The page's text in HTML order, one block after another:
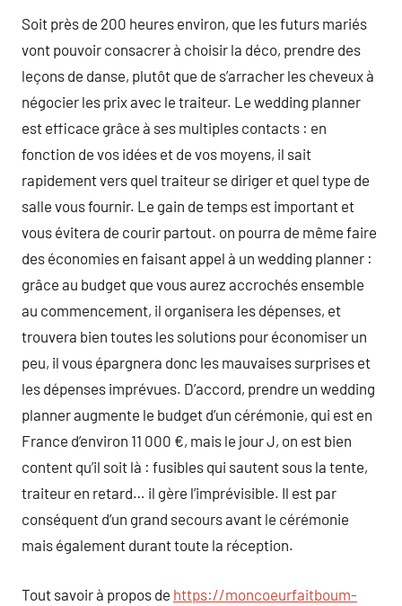
Soit près de 200 heures environ, que les futurs mariés
vont pouvoir consacrer à choisir la déco, prendre des
leçons de danse, plutôt que de s’arracher les cheveux à
négocier les prix avec le traiteur. Le wedding planner
est efficace grâce à ses multiples contacts : en
fonction de vos idées et de vos moyens, il sait
rapidement vers quel traiteur se diriger et quel type de
salle vous fournir. Le gain de temps est important et
vous évitera de courir partout. on pourra de même faire
des économies en faisant appel à un wedding planner :
grâce au budget que vous aurez accrochés ensemble
au commencement, il organisera les dépenses, et
trouvera bien toutes les solutions pour économiser un
peu, il vous épargnera donc les mauvaises surprises et
les dépenses imprévues. D’accord, prendre un wedding
planner augmente le budget d’un cérémonie, qui est en
France d’environ 11 000 €, mais le jour J, on est bien
content qu’il soit là : fusibles qui sautent sous la tente,
traiteur en retard… il gère l’imprévisible. Il est par
conséquent d’un grand secours avant le cérémonie
mais également durant toute la réception.
Tout savoir à propos de https://moncoeurfaitboum-